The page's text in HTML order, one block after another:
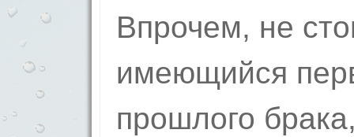
Впрочем, не
имеющийся
прошлого